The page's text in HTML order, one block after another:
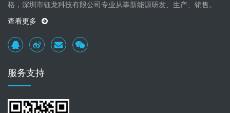
格，深圳市钰龙科技有限公司专业从事新能源研发、生产、销售。
查看更多
服务支持